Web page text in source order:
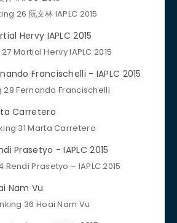
26 阮文林 IAPLC 2015
Martial Hervy IAPLC 2015
29 Fernando Francischelli
31 Marta Carretero
Rendi Prasetyo – IAPLC 2015
36 Hoai Nam Vu